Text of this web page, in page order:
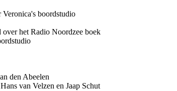
boordstudio
het Radio Noordzee boek
den Abeelen
van Velzen en Jaap Schut